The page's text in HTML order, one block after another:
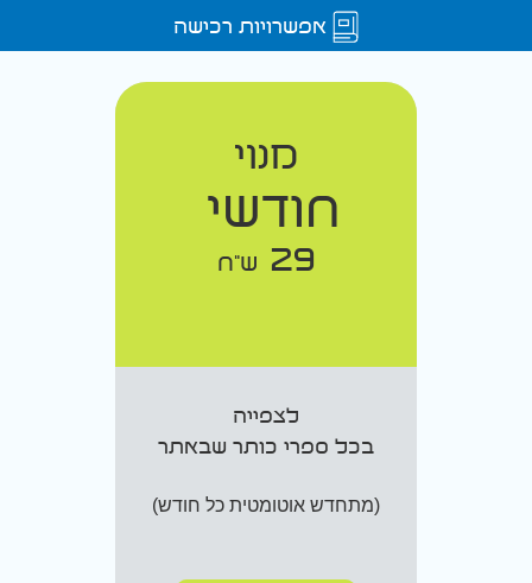
אפשרויות רכישה
מנוי
חודשי
29 ש"ח
לצפייה
בכל ספרי כותר שבאתר
(מתחדש אוטומטית כל חודש)